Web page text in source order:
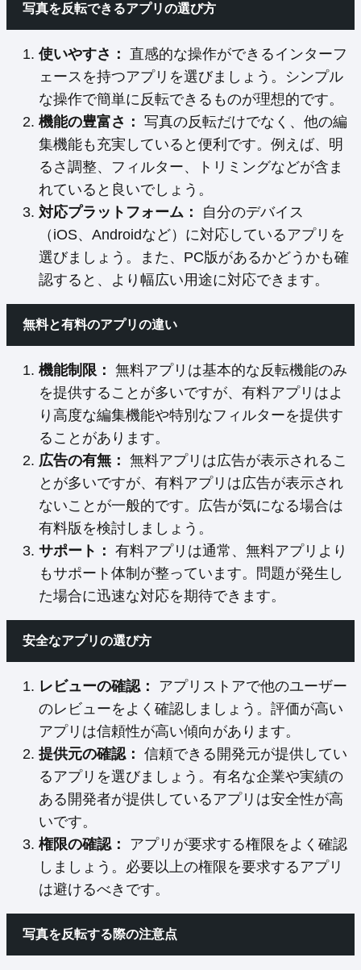
写真を反転できるアプリの選び方
使いやすさ：
直感的な操作ができるインターフ
ェースを持つアプリを選びましょう。シンプル
な操作で簡単に反転できるものが理想的です。
機能の豊富さ： 写真の反転だけでなく、他の編
集機能も充実していると便利です。例えば、明
るさ調整、フィルター、トリミングなどが含ま
れていると良いでしょう。
対応プラットフォーム：
自分のデバイス
（iOS、Androidなど）に対応しているアプリを
選びましょう。また、PC版があるかどうかも確
認すると、より幅広い用途に対応できます。
無料と有料のアプリの違い
機能制限： 無料アプリは基本的な反転機能のみ
を提供することが多いですが、有料アプリはよ
り高度な編集機能や特別なフィルターを提供す
ることがあります。
広告の有無： 無料アプリは広告が表示されるこ
とが多いですが、有料アプリは広告が表示され
ないことが一般的です。広告が気になる場合は
有料版を検討しましょう。
サポート： 有料アプリは通常、無料アプリより
もサポート体制が整っています。問題が発生し
た場合に迅速な対応を期待できます。
安全なアプリの選び方
レビューの確認：
アプリストアで他のユーザー
のレビューをよく確認しましょう。評価が高い
アプリは信頼性が高い傾向があります。
提供元の確認： 信頼できる開発元が提供してい
るアプリを選びましょう。有名な企業や実績の
ある開発者が提供しているアプリは安全性が高
いです。
権限の確認：
アプリが要求する権限をよく確認
しましょう。必要以上の権限を要求するアプリ
は避けるべきです。
写真を反転する際の注意点